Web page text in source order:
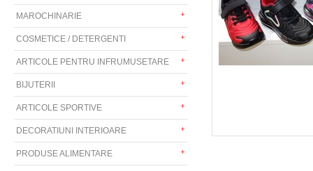
MAROCHINARIE
COSMETICE / DETERGENTI
ARTICOLE PENTRU INFRUMUSETARE
BIJUTERII
ARTICOLE SPORTIVE
DECORATIUNI INTERIOARE
PRODUSE ALIMENTARE